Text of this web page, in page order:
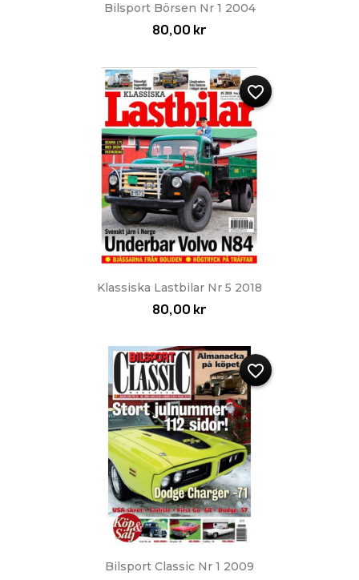
Bilsport Börsen Nr 1 2004
80,00 kr
Klassiska Lastbilar Nr 5 2018
80,00 kr
favorite_border
Bilsport Classic Nr 1 2009
favorite_border